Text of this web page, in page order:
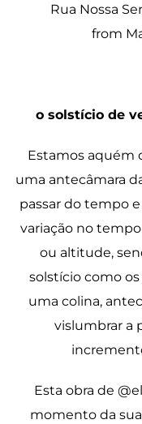
Rua Nossa
from
o solstício de
Estamos aquém
uma antecâmara
passar do tempo
variação no
ou altitude,
solstício como
uma colina,
vislumbrar a
Esta obra de
momento da